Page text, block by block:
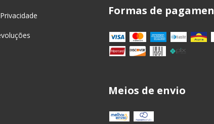
Formas de
Meios de envio